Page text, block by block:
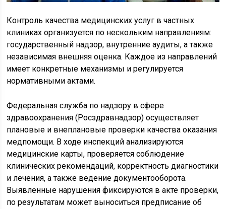
Контроль качества медицинских услуг в частных
клиниках организуется по нескольким направлениям:
государственный надзор, внутренние аудиты, а также
независимая внешняя оценка. Каждое из направлений
имеет конкретные механизмы и регулируется
нормативными актами.
Федеральная служба по надзору в сфере
здравоохранения (Росздравнадзор) осуществляет
плановые и внеплановые проверки качества оказания
медпомощи. В ходе инспекций анализируются
медицинские карты, проверяется соблюдение
клинических рекомендаций, корректность диагностики
и лечения, а также ведение документооборота.
Выявленные нарушения фиксируются в акте проверки,
по результатам может выноситься предписание об